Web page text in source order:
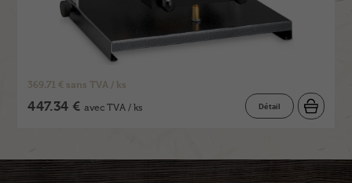
369.71 € sans TVA / ks
447.34 €avec TVA / ks Détail